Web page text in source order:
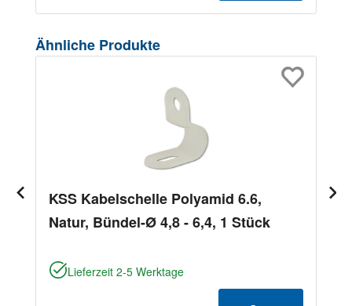
Produktgalerie überspringen
Ähnliche Produkte
KSS Kabelschelle Polyamid 6.6,
Natur, Bündel-Ø 4,8 - 6,4, 1 Stück
Lieferzeit 2-5 Werktage